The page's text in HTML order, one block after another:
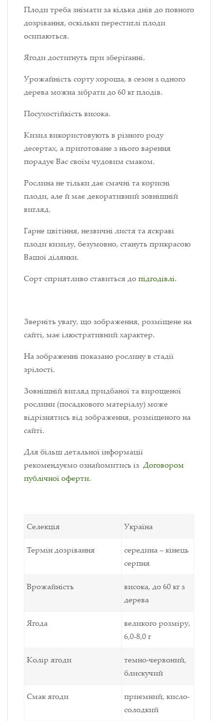
Плоди треба знімати за кілька днів до повного
дозрівання, оскільки перестиглі плоди
осипаються.
Ягоди достигнуть при зберіганні.
Урожайність сорту хороша, в сезон з одного
дерева можна зібрати до 60 кг плодів.
Посухостійкість висока.
Кизил використовують в різного роду
десертах, а приготоване з нього варення
порадує Вас своїм чудовим смаком.
Рослина не тільки дає смачні та корисні
плоди, але й має декоративний зовнішній
вигляд.
Гарне цвітіння, незвичні листя та яскраві
плоди кизилу, безумовно, стануть прикрасою
Вашої ділянки.
Сорт сприятливо ставиться допідгодівлі.
Зверніть увагу, що зображення, розміщене на
сайті, має ілюстративний характер.
На зображенні показано рослину в стадії
зрілості.
Зовнішній вигляд придбаної та вирощеної
рослини (посадкового матеріалу) може
відрізнятись від зображення, розміщеного на
сайті.
Для більш детальної інформації
рекомендуємо ознайомитись із Договором
публічної оферти.
Селекція Україна
Термін дозрівання
середина – кінець
серпня
Врожайність
висока, до 60 кг з
дерева
Ягода
великого розміру,
6,0-8,0 г
Колір ягоди
темно-червоний,
блискучий
Смак ягоди
приємний, кисло-
солодкий